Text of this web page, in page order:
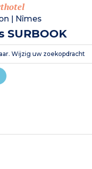
| Nîmes
Wijzig uw zoekopdracht